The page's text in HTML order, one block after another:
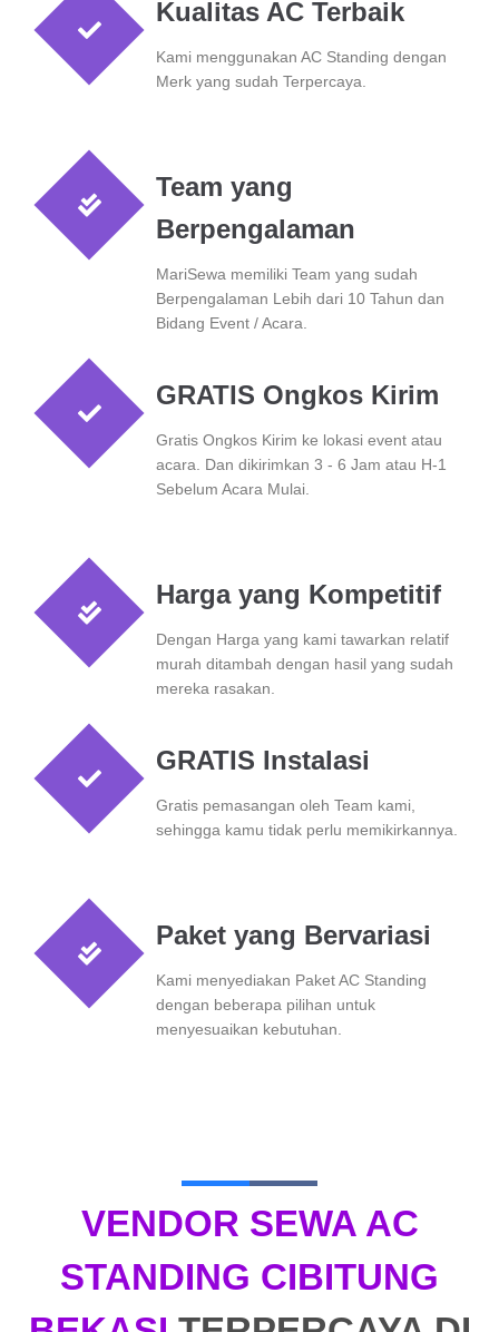
Kualitas AC Terbaik
Kami menggunakan AC Standing dengan
Merk yang sudah Terpercaya.
Team yang
Berpengalaman
MariSewa memiliki Team yang sudah
Berpengalaman Lebih dari 10 Tahun dan
Bidang Event / Acara.
GRATIS Ongkos Kirim
Gratis Ongkos Kirim ke lokasi event atau
acara. Dan dikirimkan 3 - 6 Jam atau H-1
Sebelum Acara Mulai.
Harga yang Kompetitif
Dengan Harga yang kami tawarkan relatif
murah ditambah dengan hasil yang sudah
mereka rasakan.
GRATIS Instalasi
Gratis pemasangan oleh Team kami,
sehingga kamu tidak perlu memikirkannya.
Paket yang Bervariasi
Kami menyediakan Paket AC Standing
dengan beberapa pilihan untuk
menyesuaikan kebutuhan.
VENDOR SEWA AC
STANDING CIBITUNG